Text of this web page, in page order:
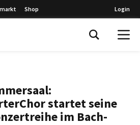
Shop Login
startet seine
im Bach-